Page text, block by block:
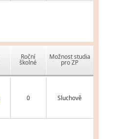
Roční
školné
Možnost studia
pro ZP
0 Sluchově